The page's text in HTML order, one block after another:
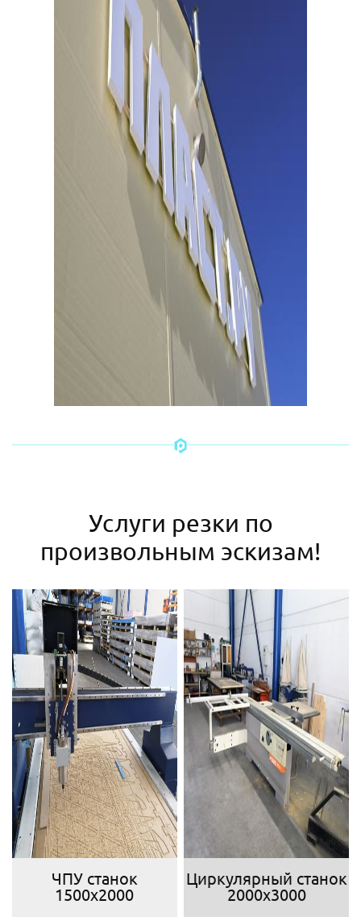
Услуги резки по
произвольным эскизам!
ЧПУ станок
1500х2000
Циркулярный станок
2000х3000